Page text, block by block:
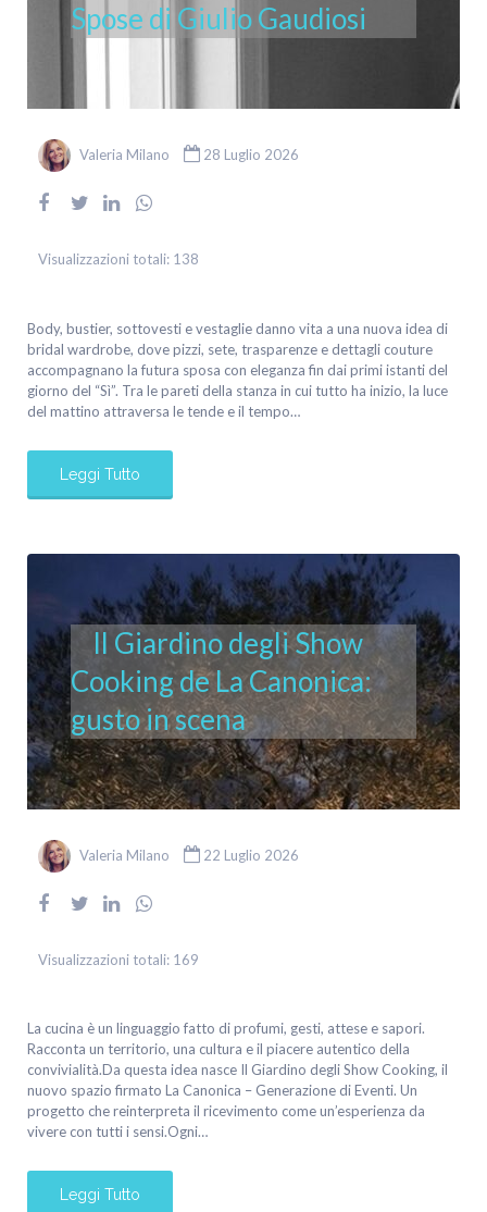
Spose di Giulio Gaudiosi
Valeria Milano 28 Luglio 2026
Visualizzazioni totali: 138
Body, bustier, sottovesti e vestaglie danno vita a una nuova idea di
bridal wardrobe, dove pizzi, sete, trasparenze e dettagli couture
accompagnano la futura sposa con eleganza fin dai primi istanti del
giorno del “Sì”. Tra le pareti della stanza in cui tutto ha inizio, la luce
del mattino attraversa le tende e il tempo…
Leggi Tutto
Il Giardino degli Show
Cooking de La Canonica:
gusto in scena
Valeria Milano 22 Luglio 2026
Visualizzazioni totali: 169
La cucina è un linguaggio fatto di profumi, gesti, attese e sapori.
Racconta un territorio, una cultura e il piacere autentico della
convivialità.Da questa idea nasce Il Giardino degli Show Cooking, il
nuovo spazio firmato La Canonica – Generazione di Eventi. Un
progetto che reinterpreta il ricevimento come un’esperienza da
vivere con tutti i sensi.Ogni…
Leggi Tutto